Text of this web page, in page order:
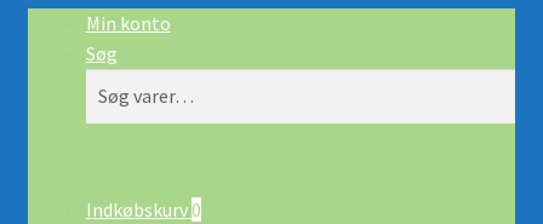
Min konto
Søg
efter:
Indkøbskurv0